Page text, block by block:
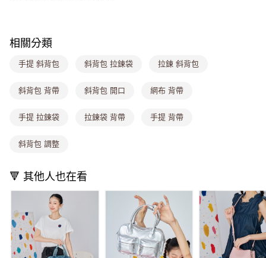
【大哥付你分期使用說明】
1.本服務由台灣大哥大提供，台灣大哥大用戶可立即使用無須另外申請。
2.付款方式選擇「大哥付你分期」，訂單成立後會自動跳轉到大哥付的交易
3.實際核准額度、可分期數及費用金額請依後續交易確認頁面所載為準。
消。如遇「轉專審核」未通過狀況，表示未達大哥付你分期系統評分，恕無
1.分期款項不併入電信帳單，「大哥付你分期」於每月結算日後寄送繳費提
帳／街口支付／iPASS MONEY」等通路繳費。
【注意事項】
1.本服務係由「台灣大哥大股份有限公司」（以下簡稱本公司）所提供，讓
用戶於交易時，得透過本服務購買商品或服務，並由商店將買賣／分期付款
買賣價金債權讓與本公司後，依約使用本公司帳單繳交帳款。
2.基於同意付款使用「大哥付你分期」之契約關係目的，商店將以您的個人
資料（包含姓名、電話或地址）提供予台灣大哥大進項蒐集、處理及利用，
ATM付款
全家取貨付款
每筆NT$80，滿NT$1,000(含以上)免運費
每筆NT$80，滿NT$1,000(含以上)免運費
萊爾富取貨付款
付款後萊爾富取貨
每筆NT$8,888，滿NT$8,888(含以上)免運費
7-11取貨付款
相關分類
手提 斜背包 斜背包 拉鍊袋 拉鍊 斜背包
斜背包 背帶 斜背包 開口 網布 背帶
手提 拉鍊袋 拉鍊袋 背帶 手提 背帶
斜背包 調整
🔻 其他人也在看